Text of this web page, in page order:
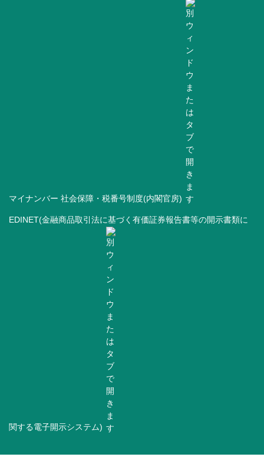
マイナンバー 社会保障・税番号制度(内閣官房)
EDINET(金融商品取引法に基づく有価証券報告書等の開示書類に
関する電子開示システム)